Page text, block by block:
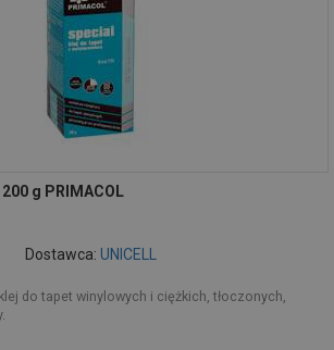
g PRIMACOL
Dostawca: UNICELL
do tapet winylowych i ciężkich, tłoczonych,